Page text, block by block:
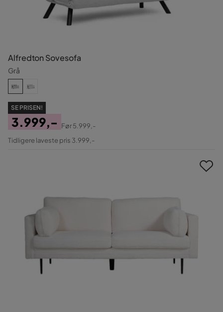
Alfredton Sovesofa
Grå
SE PRISEN!
Pris
3.999,-
Original
Før5.999,-
Tidligere laveste pris 3.999,-